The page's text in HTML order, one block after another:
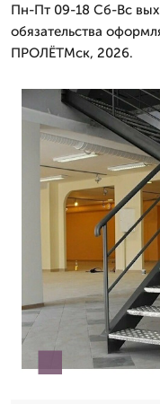
Пн-Пт 09-18 Сб-Вс
обязательства
ПРОЛЁТМск, 2026.